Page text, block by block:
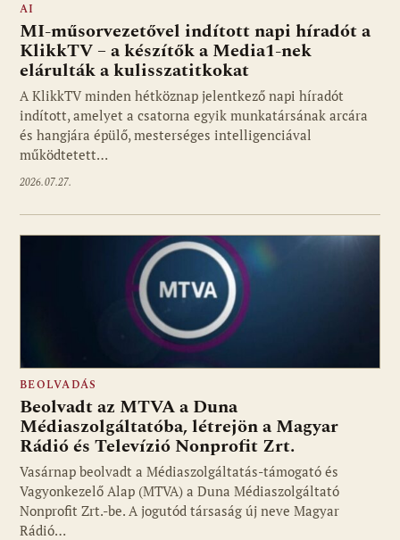
AI
MI-műsorvezetővel indított napi híradót a
KlikkTV – a készítők a Media1-nek
elárulták a kulisszatitkokat
A KlikkTV minden hétköznap jelentkező napi híradót
indított, amelyet a csatorna egyik munkatársának arcára
és hangjára épülő, mesterséges intelligenciával
működtetett…
2026.07.27.
BEOLVADÁS
Beolvadt az MTVA a Duna
Médiaszolgáltatóba, létrejön a Magyar
Rádió és Televízió Nonprofit Zrt.
Vasárnap beolvadt a Médiaszolgáltatás-támogató és
Vagyonkezelő Alap (MTVA) a Duna Médiaszolgáltató
Nonprofit Zrt.-be. A jogutód társaság új neve Magyar
Rádió…